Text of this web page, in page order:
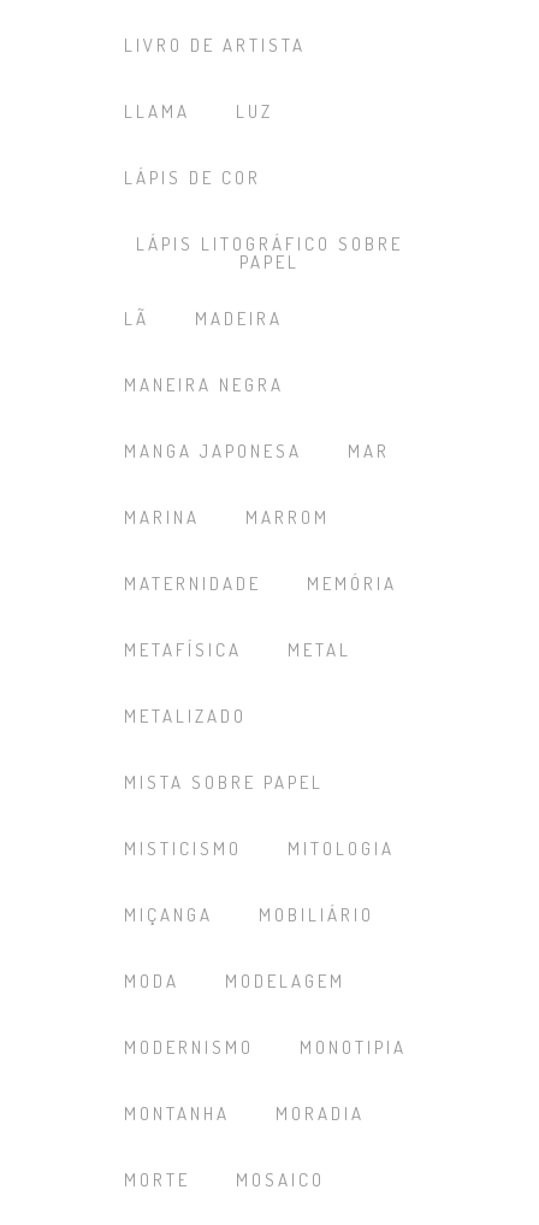
LIVRO DE ARTISTA
LLAMA LUZ
LÁPIS DE COR
LÁPIS LITOGRÁFICO SOBRE
PAPEL
LÃ MADEIRA
MANEIRA NEGRA
MANGA JAPONESA MAR
MARINA MARROM
MATERNIDADE MEMÓRIA
METAFÍSICA METAL
METALIZADO
MISTA SOBRE PAPEL
MISTICISMO MITOLOGIA
MIÇANGA MOBILIÁRIO
MODA MODELAGEM
MODERNISMO MONOTIPIA
MONTANHA MORADIA
MORTE MOSAICO